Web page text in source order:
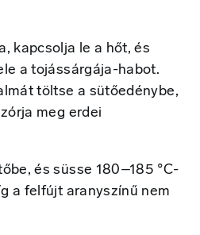
kapcsolja le a hőt, és
a tojássárgája-habot.
töltse a sütőedénybe,
meg erdei
és süsse 180–185 °C-
a felfújt aranyszínű nem